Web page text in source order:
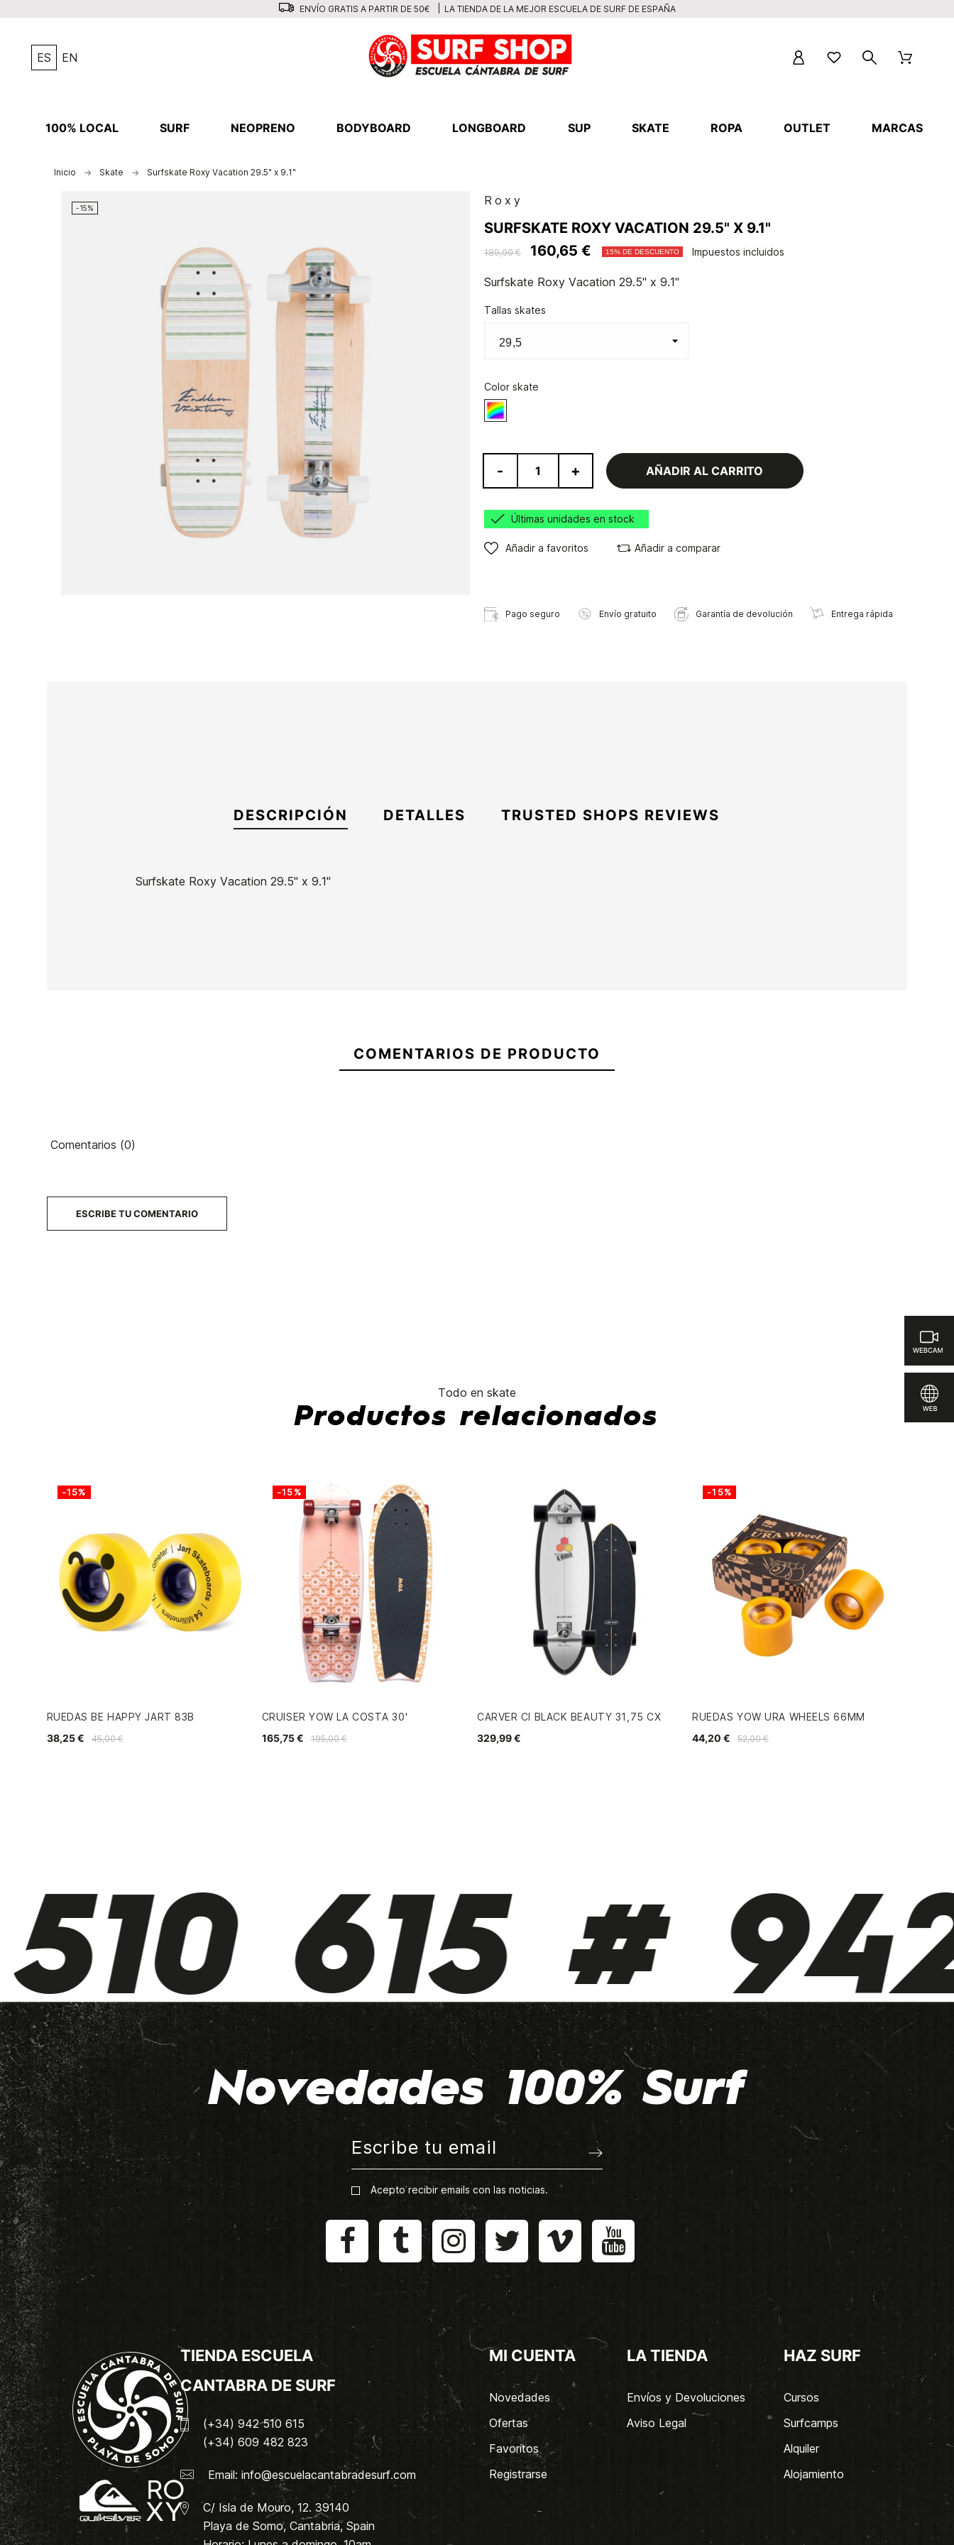
ENVÍO GRATIS A PARTIR DE 50€ LA TIENDA DE LA MEJOR ESCUELA DE SURF DE ESPAÑA
ES EN
100% LOCAL SURF NEOPRENO BODYBOARD LONGBOARD SUP SKATE ROPA OUTLET MARCAS
Inicio Skate Surfskate Roxy Vacation 29.5" x 9.1"
-15%
Roxy
SURFSKATE ROXY VACATION 29.5" X 9.1"
189,00 € 160,65 € 15% DE DESCUENTO Impuestos incluidos
Surfskate Roxy Vacation 29.5" x 9.1"
Tallas skates
Color skate
Varios
- + AÑADIR AL CARRITO
Últimas unidades en stock
Añadir a favoritos Añadir a comparar
Pago seguro Envío gratuito Garantía de devolución Entrega rápida
DESCRIPCIÓN DETALLES TRUSTED SHOPS REVIEWS
Surfskate Roxy Vacation 29.5" x 9.1"
COMENTARIOS DE PRODUCTO
Comentarios (0)
ESCRIBE TU COMENTARIO
Todo en skate
Productos relacionados
RUEDAS BE HAPPY JART 83B
45,00 €
38,25 €
-15%
CRUISER YOW LA COSTA 30'
195,00 €
165,75 €
-15%
CARVER CI BLACK BEAUTY 31,75 CX
329,99 €
RUEDAS YOW URA WHEELS 66MM
52,00 €
44,20 €
-15%
615 #
Novedades 100% Surf
Acepto recibir emails con las noticias.
TIENDA ESCUELA
CANTABRA DE SURF
(+34) 942 510 615
(+34) 609 482 823
Email: info@escuelacantabradesurf.com
C/ Isla de Mouro, 12. 39140
Playa de Somo, Cantabria, Spain
MI CUENTA
Novedades
Ofertas
Favoritos
Registrarse
LA TIENDA
Envíos y Devoluciones
Aviso Legal
HAZ SURF
Cursos
Surfcamps
Alquiler
Alojamiento